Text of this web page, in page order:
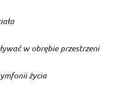
w obrębie przestrzeni
życia